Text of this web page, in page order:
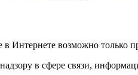
в Интернете возможно только
в сфере связи,